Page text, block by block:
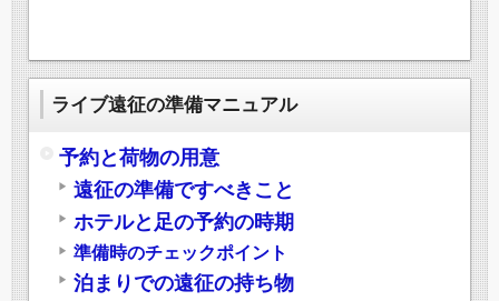
ライブ遠征の準備マニュアル
予約と荷物の用意
遠征の準備ですべきこと
ホテルと足の予約の時期
準備時のチェックポイント
泊まりでの遠征の持ち物